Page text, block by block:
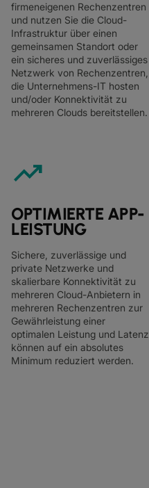
firmeneigenen Rechenzentren
und nutzen Sie die Cloud-
Infrastruktur über einen
gemeinsamen Standort oder
ein sicheres und zuverlässiges
Netzwerk von Rechenzentren,
die Unternehmens-IT hosten
und/oder Konnektivität zu
mehreren Clouds bereitstellen.
trending_up
OPTIMIERTE APP-
LEISTUNG
Sichere, zuverlässige und
private Netzwerke und
skalierbare Konnektivität zu
mehreren Cloud-Anbietern in
mehreren Rechenzentren zur
Gewährleistung einer
optimalen Leistung und Latenz
können auf ein absolutes
Minimum reduziert werden.